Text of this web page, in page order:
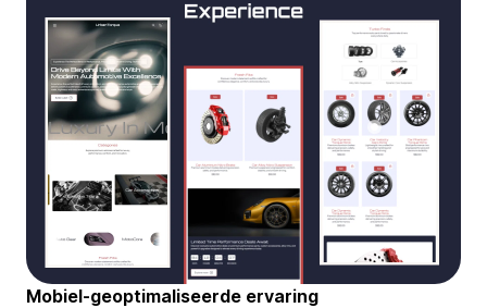
Mobiel-geoptimaliseerde ervaring